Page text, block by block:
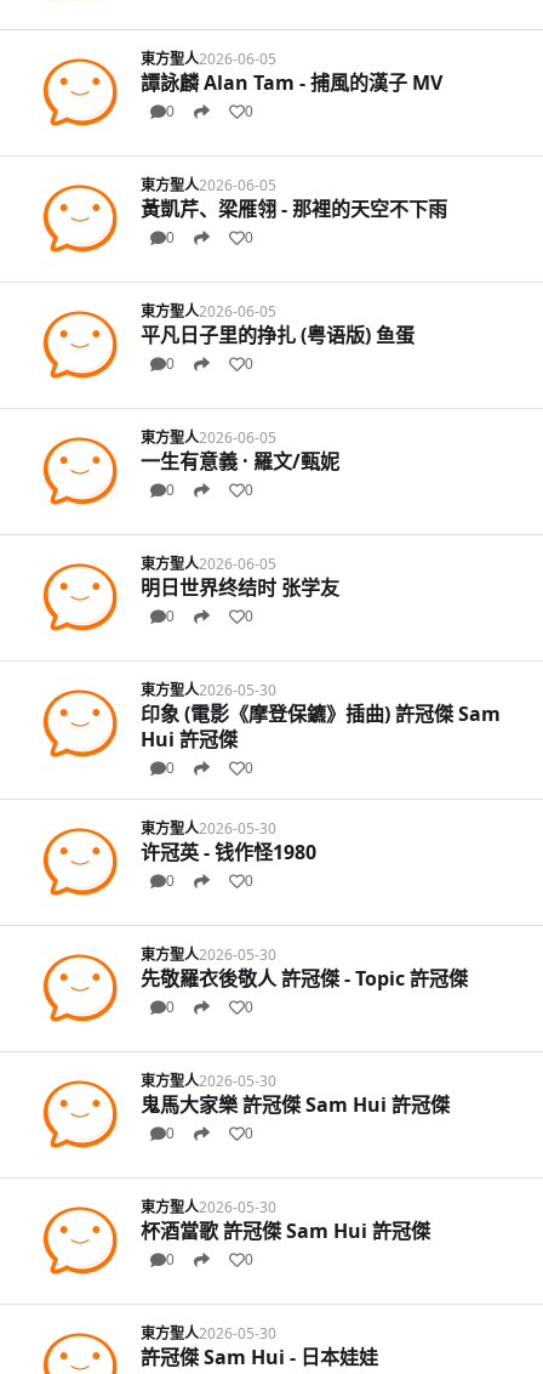
東方聖人2026-06-05
譚詠麟 Alan Tam - 捕風的漢子 MV
0 0
東方聖人2026-06-05
黃凱芹、梁雁翎 - 那裡的天空不下雨
0 0
東方聖人2026-06-05
平凡日子里的挣扎 (粤语版) 鱼蛋
0 0
東方聖人2026-06-05
一生有意義 · 羅文/甄妮
0 0
東方聖人2026-06-05
明日世界终结时 张学友
0 0
東方聖人2026-05-30
印象 (電影《摩登保鑣》插曲) 許冠傑 Sam
Hui 許冠傑
0 0
東方聖人2026-05-30
许冠英 - 钱作怪1980
0 0
東方聖人2026-05-30
先敬羅衣後敬人 許冠傑 - Topic 許冠傑
0 0
東方聖人2026-05-30
鬼馬大家樂 許冠傑 Sam Hui 許冠傑
0 0
東方聖人2026-05-30
杯酒當歌 許冠傑 Sam Hui 許冠傑
0 0
東方聖人2026-05-30
許冠傑 Sam Hui - 日本娃娃